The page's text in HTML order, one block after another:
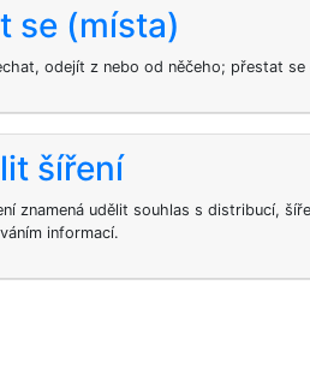
se (místa)
odejít z nebo od něčeho; přestat
šíření
znamená udělit souhlas s distribucí,
informací.